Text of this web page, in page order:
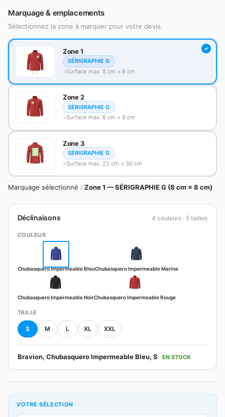
Marquage & emplacements
Sélectionnez la zone à marquer pour votre devis.
Zone 1
SÉRIGRAPHIE G
Surface max. 8 cm × 8 cm
Zone 2
SÉRIGRAPHIE G
Surface max. 8 cm × 8 cm
Zone 3
SÉRIGRAPHIE G
Surface max. 22 cm × 30 cm
Marquage sélectionné : Zone 1 — SÉRIGRAPHIE G (8 cm × 8 cm)
Déclinaisons 4 couleurs · 5 tailles
COULEUR
Chubasquero Impermeable BleuChubasquero Impermeable Marine
Chubasquero Impermeable NoirChubasquero Impermeable Rouge
TAILLE
S M L XL XXL
Bravion, Chubasquero Impermeable Bleu, S EN STOCK
VOTRE SÉLECTION